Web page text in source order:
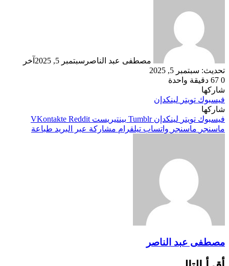
مصطفى عبد الناصر سبتمبر 5, 2025
آخر
تحديث: سبتمبر 5, 2025
0
دقيقة واحدة
شاركها
فيسبوك تويتر لينكدإن
شاركها
فيسبوك تويتر لينكدإن بينتيريست
ماسنجر ماسنجر واتساب تيلقرام مشاركة عبر البريد طباعة
مصطفى عبد الناصر